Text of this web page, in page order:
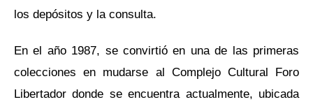
los depósitos y la consulta.
En el año 1987, se convirtió en una de las primeras
colecciones en mudarse al Complejo Cultural Foro
Libertador donde se encuentra actualmente, ubicada